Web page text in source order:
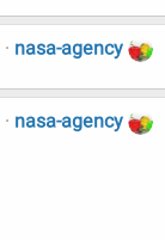
nasa-agency
nasa-agency